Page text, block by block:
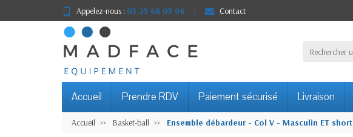
Appelez-nous : 05 25 68 05 06 Contact
Accueil Prendre RDV Paiement sécurisé Livraison
Accueil Basket-ball Ensemble débardeur - Col V - Masculin ET short